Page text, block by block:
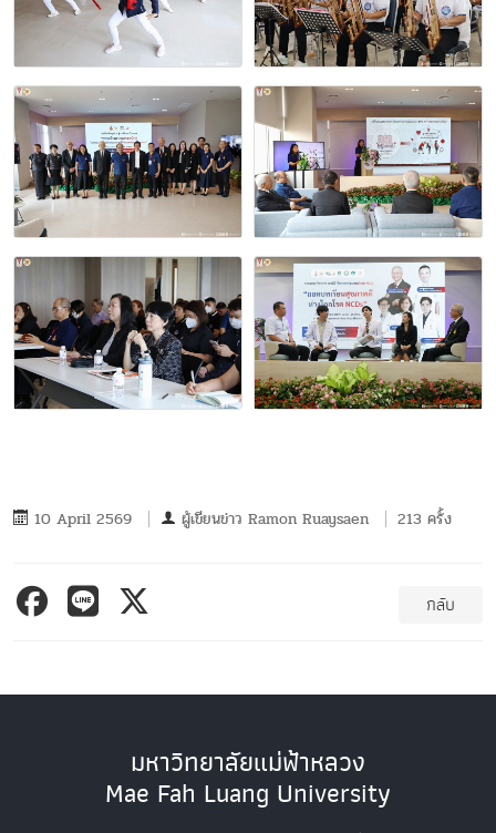
10 April 2569 ผู้เขียนข่าว Ramon Ruaysaen 213 ครั้ง
กลับ
มหาวิทยาลัยแม่ฟ้าหลวง
Mae Fah Luang University